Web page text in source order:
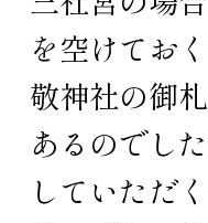
を空けてお
敬神社の御
あるのでし
していただ